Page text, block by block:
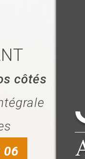
côtés
06